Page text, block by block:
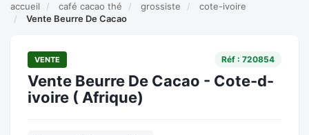
accueil café cacao thé grossiste
cote-ivoire
Vente Beurre De Cacao
VENTE Réf : 720854
Vente Beurre De Cacao - Cote-d-
ivoire ( Afrique)